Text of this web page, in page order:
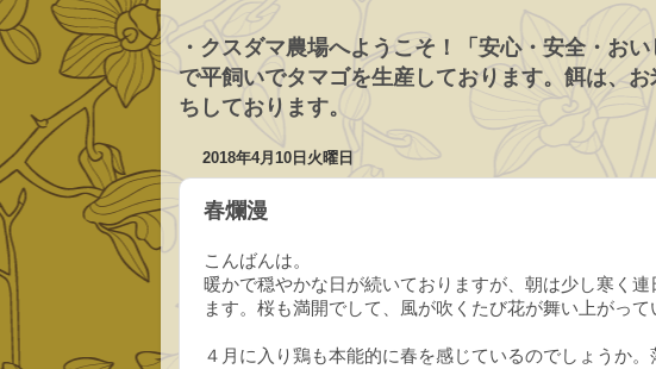
・クスダマ農場へようこそ！「安心・安全・お
で平飼いでタマゴを生産しております。餌は、
ちしております。
2018年4月10日火曜日
春爛漫
こんばんは。
暖かで穏やかな日が続いておりますが、朝は少し寒く
ます。桜も満開でして、風が吹くたび花が舞い上がって
４月に入り鶏も本能的に春を感じているのでしょうか